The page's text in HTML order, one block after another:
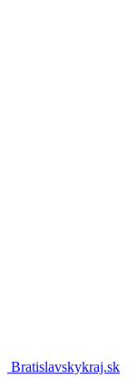
Bratislavskykraj.sk